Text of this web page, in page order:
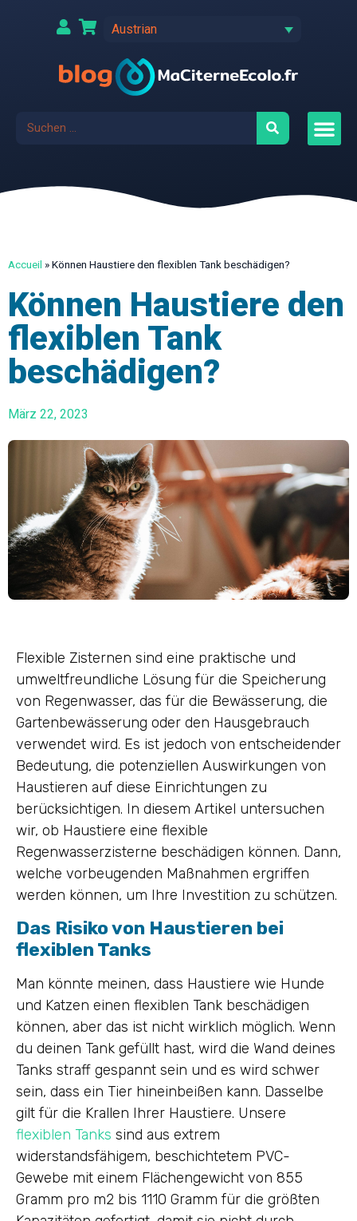
Austrian
Accueil »Können Haustiere den flexiblen Tank beschädigen?
Können Haustiere den
flexiblen Tank
beschädigen?
März 22, 2023
Flexible Zisternen sind eine praktische und
umweltfreundliche Lösung für die Speicherung
von Regenwasser, das für die Bewässerung, die
Gartenbewässerung oder den Hausgebrauch
verwendet wird. Es ist jedoch von entscheidender
Bedeutung, die potenziellen Auswirkungen von
Haustieren auf diese Einrichtungen zu
berücksichtigen. In diesem Artikel untersuchen
wir, ob Haustiere eine flexible
Regenwasserzisterne beschädigen können. Dann,
welche vorbeugenden Maßnahmen ergriffen
werden können, um Ihre Investition zu schützen.
Das Risiko von Haustieren bei
flexiblen Tanks
Man könnte meinen, dass Haustiere wie Hunde
und Katzen einen flexiblen Tank beschädigen
können, aber das ist nicht wirklich möglich. Wenn
du deinen Tank gefüllt hast, wird die Wand deines
Tanks straff gespannt sein und es wird schwer
sein, dass ein Tier hineinbeißen kann. Dasselbe
gilt für die Krallen Ihrer Haustiere. Unsere
flexiblen Tanks sind aus extrem
widerstandsfähigem, beschichtetem PVC-
Gewebe mit einem Flächengewicht von 855
Gramm pro m2 bis 1110 Gramm für die größten